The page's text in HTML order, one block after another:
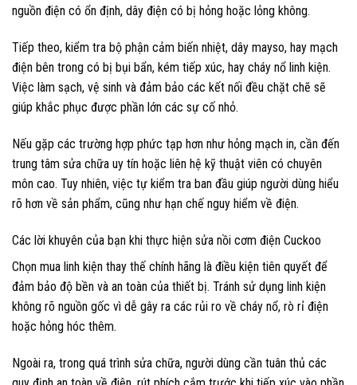
nguồn điện có ổn định, dây điện có bị hỏng hoặc lỏng không.
Tiếp theo, kiểm tra bộ phận cảm biến nhiệt, dây mayso, hay mạch
điện bên trong có bị bụi bẩn, kém tiếp xúc, hay cháy nổ linh kiện.
Việc làm sạch, vệ sinh và đảm bảo các kết nối đều chặt chẽ sẽ
giúp khắc phục được phần lớn các sự cố nhỏ.
Nếu gặp các trường hợp phức tạp hơn như hỏng mạch in, cần đến
trung tâm sửa chữa uy tín hoặc liên hệ kỹ thuật viên có chuyên
môn cao. Tuy nhiên, việc tự kiểm tra ban đầu giúp người dùng hiểu
rõ hơn về sản phẩm, cũng như hạn chế nguy hiểm về điện.
Các lời khuyên của bạn khi thực hiện sửa nồi cơm điện Cuckoo
Chọn mua linh kiện thay thế chính hãng là điều kiện tiên quyết để
đảm bảo độ bền và an toàn của thiết bị. Tránh sử dụng linh kiện
không rõ nguồn gốc vì dễ gây ra các rủi ro về cháy nổ, rò rỉ điện
hoặc hỏng hóc thêm.
Ngoài ra, trong quá trình sửa chữa, người dùng cần tuân thủ các